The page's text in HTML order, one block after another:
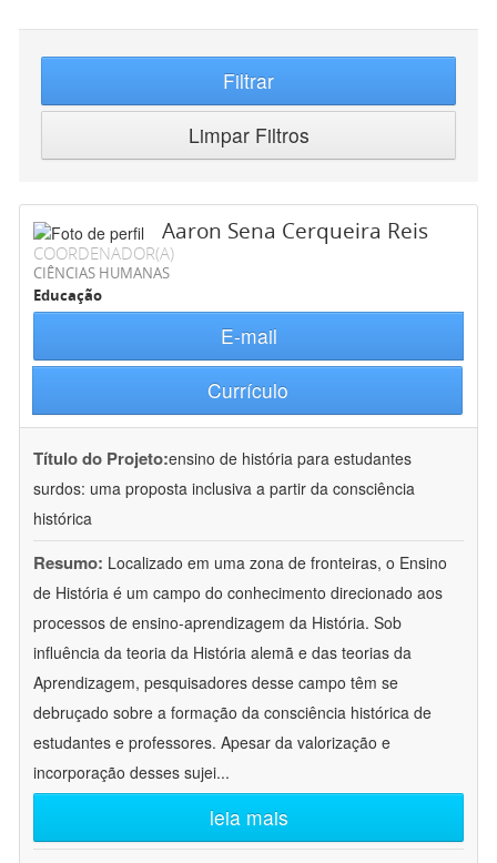
Filtrar
Limpar Filtros
Aaron Sena Cerqueira Reis
COORDENADOR(A)
CIÊNCIAS HUMANAS
Educação
E-mail
Currículo
Título do Projeto:ensino de história para estudantes
surdos: uma proposta inclusiva a partir da consciência
histórica
Resumo: Localizado em uma zona de fronteiras, o Ensino
de História é um campo do conhecimento direcionado aos
processos de ensino-aprendizagem da História. Sob
influência da teoria da História alemã e das teorias da
Aprendizagem, pesquisadores desse campo têm se
debruçado sobre a formação da consciência histórica de
estudantes e professores. Apesar da valorização e
incorporação desses sujei...
leia mais